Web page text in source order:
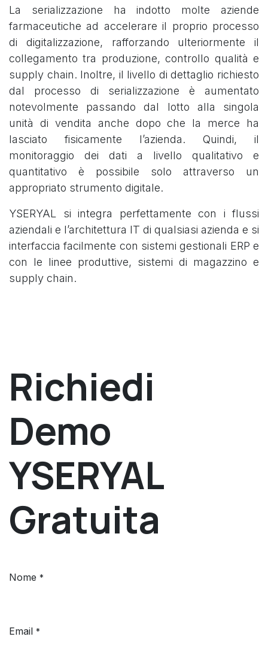
La serializzazione ha indotto molte aziende
farmaceutiche ad accelerare il proprio processo
di digitalizzazione, rafforzando ulteriormente il
collegamento tra produzione, controllo qualità e
supply chain. Inoltre, il livello di dettaglio richiesto
dal processo di serializzazione è aumentato
notevolmente passando dal lotto alla singola
unità di vendita anche dopo che la merce ha
lasciato fisicamente l’azienda. Quindi, il
monitoraggio dei dati a livello qualitativo e
quantitativo è possibile solo attraverso un
appropriato strumento digitale.
YSERYAL si integra perfettamente con i flussi
aziendali e l’architettura IT di qualsiasi azienda e si
interfaccia facilmente con sistemi gestionali ERP e
con le linee produttive, sistemi di magazzino e
supply chain.
Richiedi
Demo
YSERYAL
Gratuita
Nome *
Email *